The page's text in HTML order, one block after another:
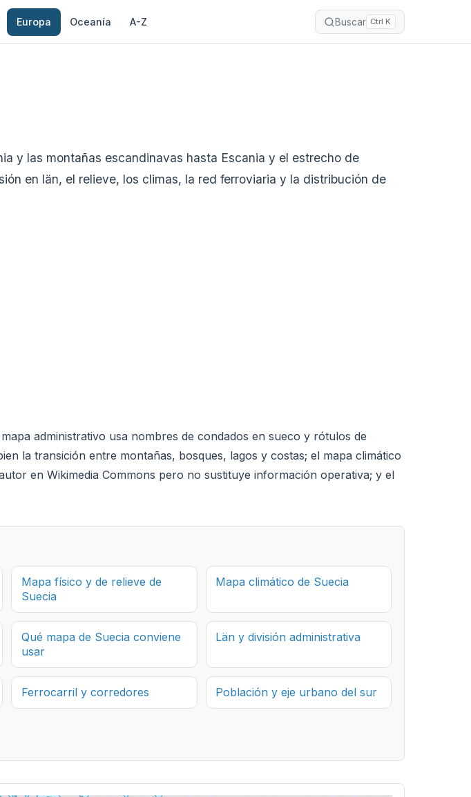
Europa Oceanía A-Z Buscar Ctrl K
y las montañas escandinavas hasta Escania y el estrecho de
en län, el relieve, los climas, la red ferroviaria y la distribución de
administrativo usa nombres de condados en sueco y rótulos de
la transición entre montañas, bosques, lagos y costas; el mapa climático
en Wikimedia Commons pero no sustituye información operativa; y el
Mapa físico y de relieve de
Suecia
Mapa climático de Suecia
Qué mapa de Suecia conviene
usar
Län y división administrativa
Ferrocarril y corredores Población y eje urbano del sur